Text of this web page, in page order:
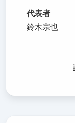
代表者
鈴木宗也